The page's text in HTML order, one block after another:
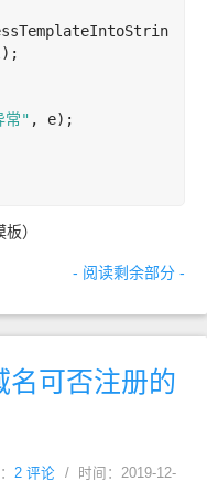
常" , e);
）
- 阅读剩余部分 -
名可否注册的
2 评论
/ 时间：2019-12-